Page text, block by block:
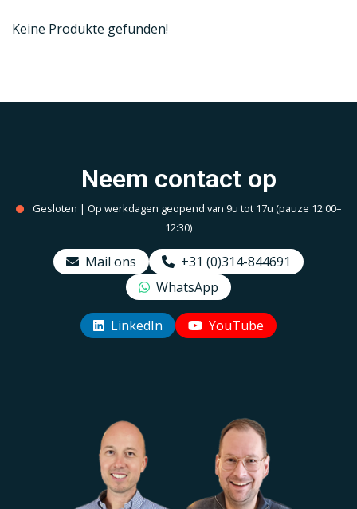
Keine Produkte gefunden!
Neem contact op
Gesloten | Op werkdagen geopend van 9u tot 17u (pauze 12:00–
12:30)
Mail ons
+31 (0)314-844691
WhatsApp
LinkedIn YouTube